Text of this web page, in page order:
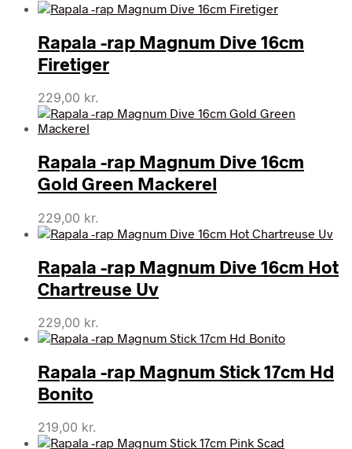
Rapala -rap Magnum Dive 16cm
Firetiger
229,00 kr.
Rapala -rap Magnum Dive 16cm
Gold Green Mackerel
229,00 kr.
Rapala -rap Magnum Dive 16cm Hot
Chartreuse Uv
229,00 kr.
Rapala -rap Magnum Stick 17cm Hd
Bonito
219,00 kr.